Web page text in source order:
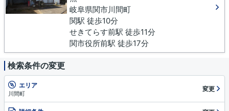
岐阜県関市川間町
関駅 徒歩10分
せきてらす前駅 徒歩11分
関市役所前駅 徒歩17分
検索条件の変更
エリア
川間町
変更